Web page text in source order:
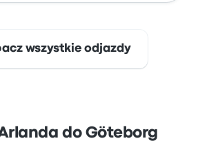
wszystkie odjazdy
do Göteborg